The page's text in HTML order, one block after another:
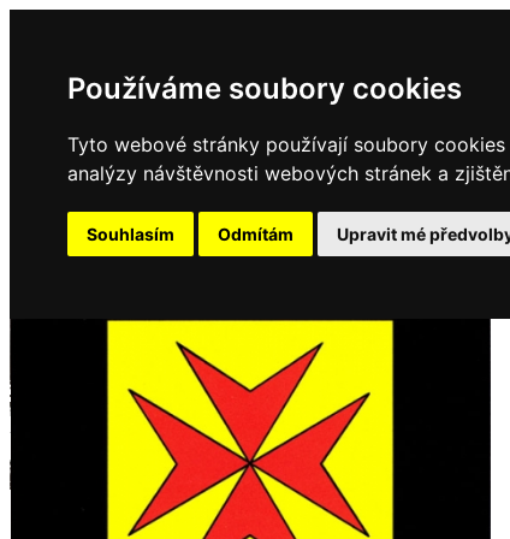
Používáme soubory cookies
Tyto webové stránky používají soubory
analýzy návštěvnosti webových stránek a
Souhlasím Odmítám Upravit mé